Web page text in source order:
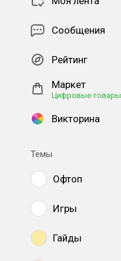
Сообщения
Рейтинг
Маркет
Цифровые товары
Викторина
Темы
Офтоп
Игры
Гайды